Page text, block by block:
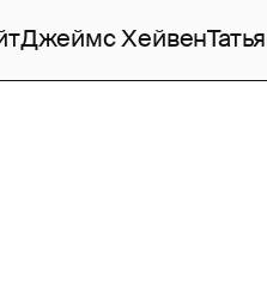
Джеймс Хейвен